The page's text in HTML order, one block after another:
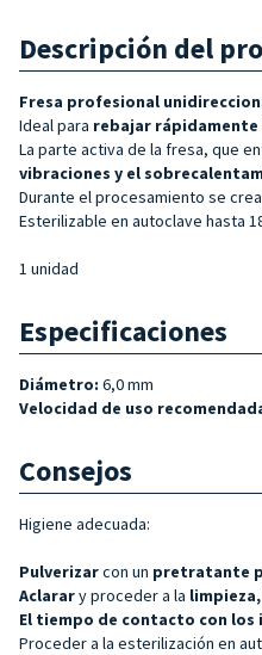
Descripción del
Fresa profesional
Ideal para rebajar rápidamente
La parte activa de la fresa, que
vibraciones y el
Durante el procesamiento se
Esterilizable en autoclave hasta
1 unidad
Especificaciones
Diámetro: 6,0 mm
Velocidad de uso
Consejos
Higiene adecuada:
Pulverizarcon un pretratante
Aclarary proceder a la
El tiempo de contacto con los
Proceder a la esterilización en